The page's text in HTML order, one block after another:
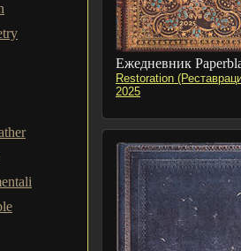
Ежедневник
Restoration
2025